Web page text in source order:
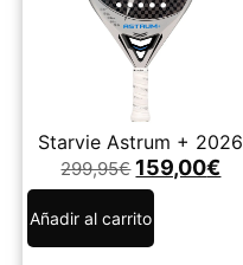
Starvie Astrum + 2026
299,95€ 159,00€
Añadir al carrito